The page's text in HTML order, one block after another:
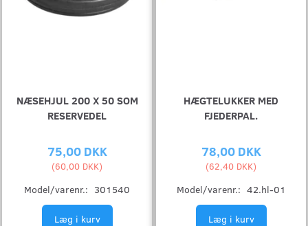
NÆSEHJUL 200 X 50 SOM
RESERVEDEL
75,00 DKK
(60,00 DKK)
Model/varenr.: 301540
Læg i kurv
HÆGTELUKKER MED
FJEDERPAL.
78,00 DKK
(62,40 DKK)
Model/varenr.: 42.hl-01
Læg i kurv